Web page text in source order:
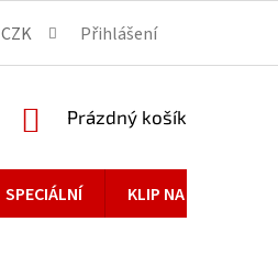
CZK Přihlášení
NÁKUPNÍ
Prázdný košík
SPECIÁLNÍ KLIP NA BRÝLE